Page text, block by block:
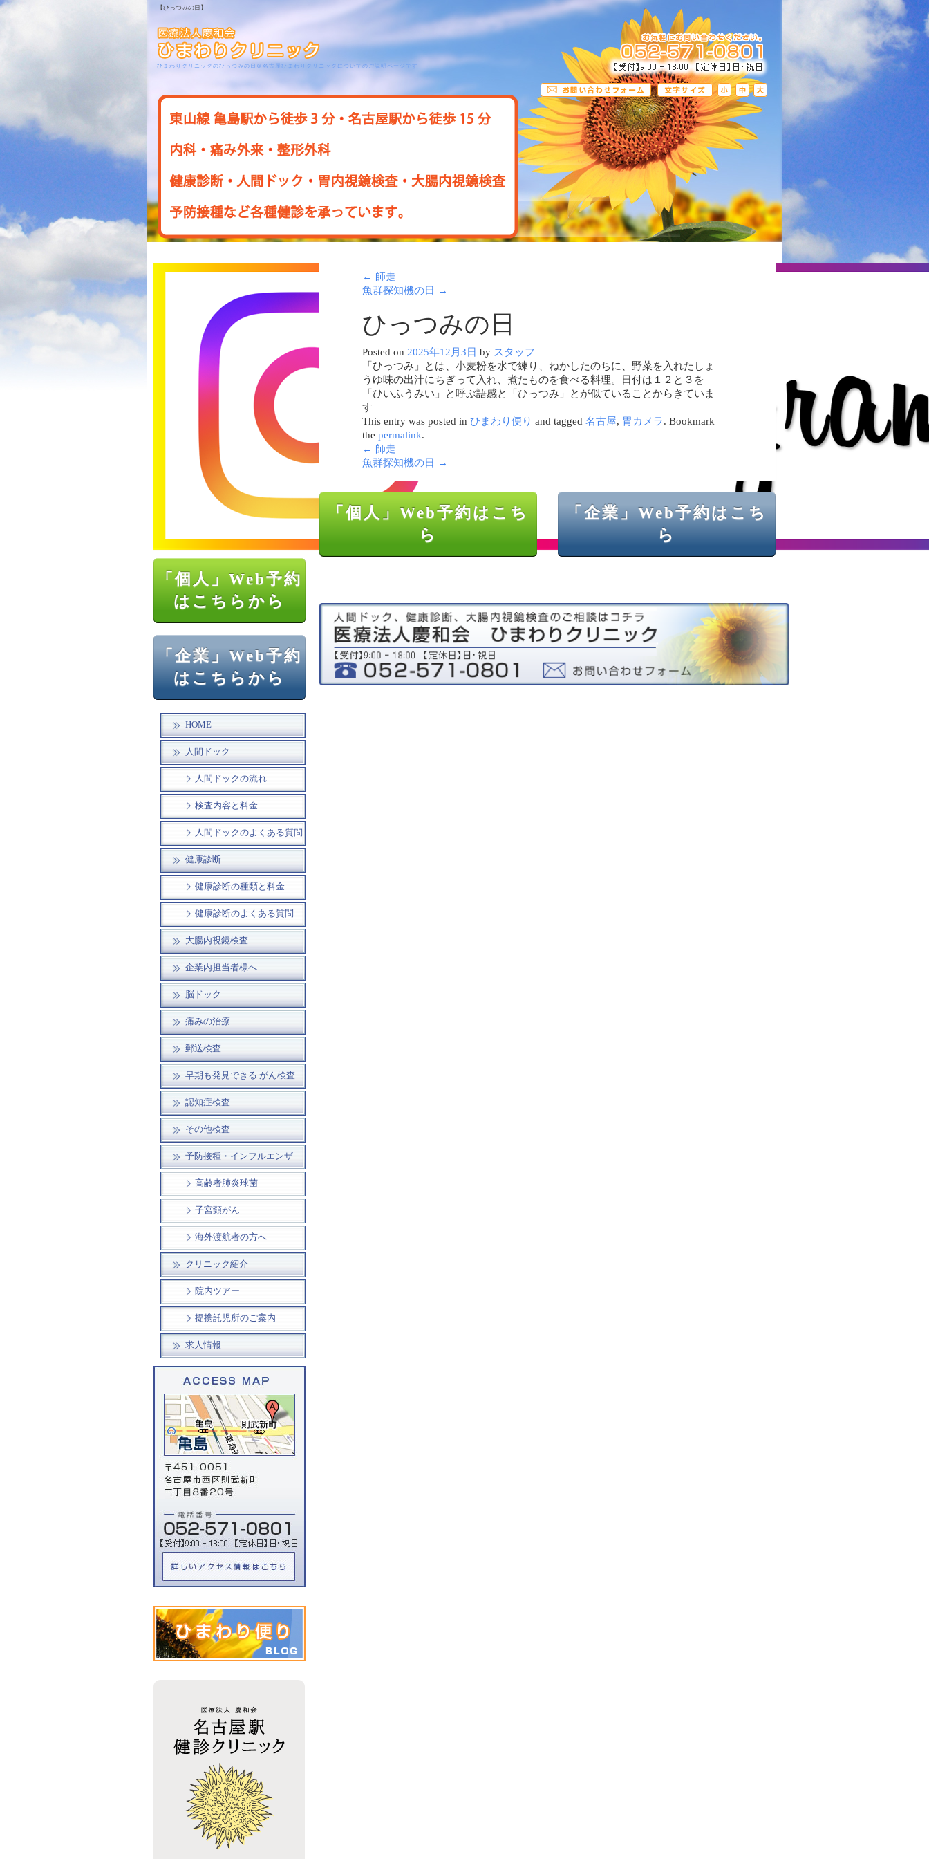
【ひっつみの日】
ひまわりクリニックのひっつみの日＠名古屋ひまわりクリニックについてのご説明ページです
「個人」Web予約
はこちらから
「企業」Web予約
はこちらから
HOME
人間ドック
人間ドックの流れ
検査内容と料金
人間ドックのよくある質問
健康診断
健康診断の種類と料金
健康診断のよくある質問
大腸内視鏡検査
企業内担当者様へ
脳ドック
痛みの治療
郵送検査
早期も発見できる がん検査
認知症検査
その他検査
予防接種・インフルエンザ
高齢者肺炎球菌
子宮頸がん
海外渡航者の方へ
クリニック紹介
院内ツアー
提携託児所のご案内
求人情報
← 師走
魚群探知機の日
→
ひっつみの日
Posted on 2025年12月3日 by スタッフ
「ひっつみ」とは、小麦粉を水で練り、ねかしたのちに、野菜を入れたしょ
うゆ味の出汁にちぎって入れ、煮たものを食べる料理。日付は１２と３を
「ひいふうみい」と呼ぶ語感と「ひっつみ」とが似ていることからきていま
す
This entry was posted in ひまわり便り and tagged 名古屋, 胃カメラ. Bookmark
the permalink.
← 師走
魚群探知機の日
→
「個人」Web予約はこち
ら
「企業」Web予約はこち
ら